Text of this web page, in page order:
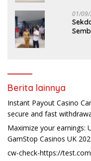
01/
Berita lainnya
Instant Payout Casino
secure and fast
Maximize your earnings:
GamStop Casinos UK
cw-check-https://